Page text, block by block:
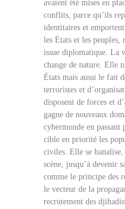
avaient été mises en
conflits, parce qu’ils
identitaires et
les États et les peuples,
issue diplomatique. La
change de nature. Elle
États mais aussi le fait
terroristes et
disposent de forces et
gagne de nouveaux
cybermonde en
cible en priorité les
civiles. Elle se banalise,
scène, jusqu’à devenir
comme le principe des
le vecteur de la
recrutement des